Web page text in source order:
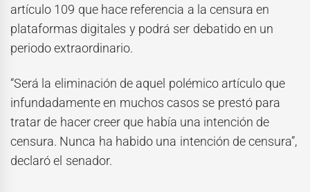
artículo 109 que hace referencia a la censura en
plataformas digitales y podrá ser debatido en un
periodo extraordinario.
“Será la eliminación de aquel polémico artículo que
infundadamente en muchos casos se prestó para
tratar de hacer creer que había una intención de
censura. Nunca ha habido una intención de censura”,
declaró el senador.